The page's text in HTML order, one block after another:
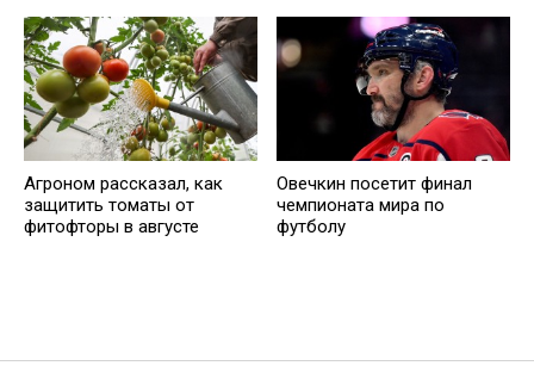
Агроном рассказал, как
защитить томаты от
фитофторы в августе
Овечкин посетит финал
чемпионата мира по
футболу